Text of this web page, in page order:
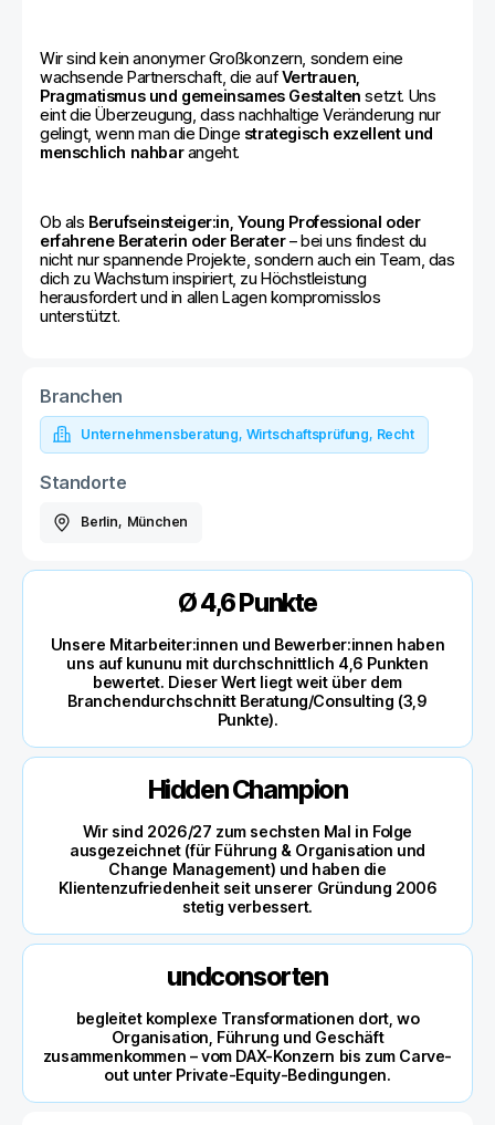
Wir sind kein anonymer Großkonzern, sondern eine
wachsende Partnerschaft, die aufVertrauen,
Pragmatismus und gemeinsames Gestalten setzt. Uns
eint die Überzeugung, dass nachhaltige Veränderung nur
gelingt, wenn man die Dinge strategisch exzellent und
menschlich nahbarangeht.
Ob als Berufseinsteiger:in, Young Professional oder
erfahrene Beraterin oder Berater– bei uns findest du
nicht nur spannende Projekte, sondern auch ein Team, das
dich zu Wachstum inspiriert, zu Höchstleistung
herausfordert und in allen Lagen kompromisslos
unterstützt.
Branchen
Unternehmensberatung, Wirtschaftsprüfung, Recht
Standorte
Berlin, München
Ø 4,6 Punkte
Unsere Mitarbeiter:innen und Bewerber:innen haben
uns auf kununu mit durchschnittlich 4,6 Punkten
bewertet. Dieser Wert liegt weit über dem
Branchendurchschnitt Beratung/Consulting (3,9
Punkte).
Hidden Champion
Wir sind 2026/27 zum sechsten Mal in Folge
ausgezeichnet (für Führung & Organisation und
Change Management) und haben die
Klientenzufriedenheit seit unserer Gründung 2006
stetig verbessert.
undconsorten
begleitet komplexe Transformationen dort, wo
Organisation, Führung und Geschäft
zusammenkommen – vom DAX-Konzern bis zum Carve-
out unter Private-Equity-Bedingungen.